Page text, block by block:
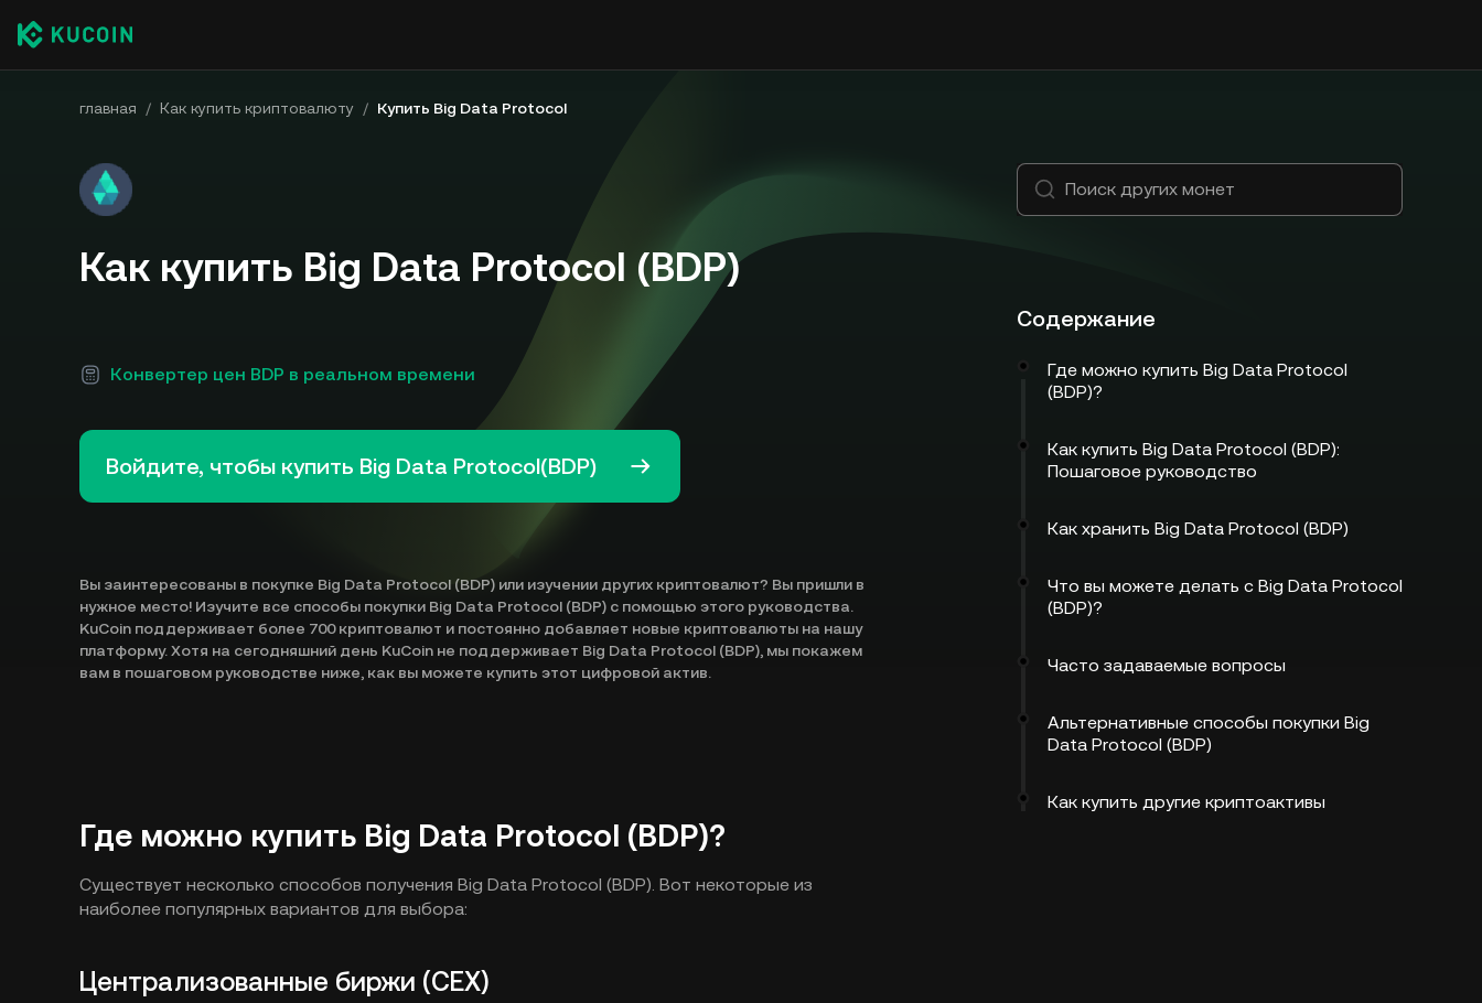
главная / Как купить криптовалюту / Купить Big Data Protocol
Как купить Big Data Protocol (BDP)
Конвертер цен BDP в реальном времени
Войдите, чтобы купить Big Data Protocol(BDP)
Вы заинтересованы в покупке Big Data Protocol (BDP) или изучении других криптовалют? Вы пришли в
нужное место! Изучите все способы покупки Big Data Protocol (BDP) с помощью этого руководства.
KuCoin поддерживает более 700 криптовалют и постоянно добавляет новые криптовалюты на нашу
платформу. Хотя на сегодняшний день KuCoin не поддерживает Big Data Protocol (BDP), мы покажем
вам в пошаговом руководстве ниже, как вы можете купить этот цифровой актив.
Где можно купить Big Data Protocol (BDP)?
Существует несколько способов получения Big Data Protocol (BDP). Вот некоторые из
наиболее популярных вариантов для выбора:
Централизованные биржи (CEX)
Содержание
Где можно купить Big Data Protocol
(BDP)?
Как купить Big Data Protocol (BDP):
Пошаговое руководство
Как хранить Big Data Protocol (BDP)
Что вы можете делать с Big Data Protocol
(BDP)?
Часто задаваемые вопросы
Альтернативные способы покупки Big
Data Protocol (BDP)
Как купить другие криптоактивы